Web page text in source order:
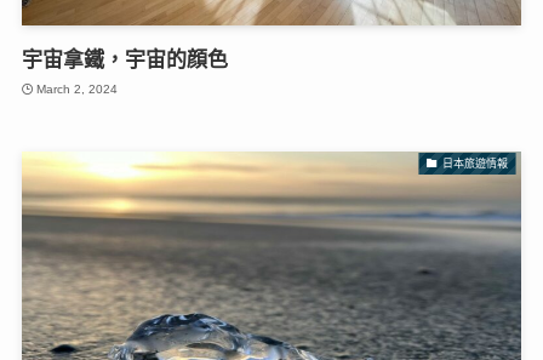
宇宙拿鐵，宇宙的顔色
March 2, 2024
日本旅遊情報